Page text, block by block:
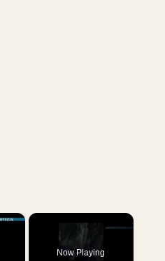
×
Now Playing